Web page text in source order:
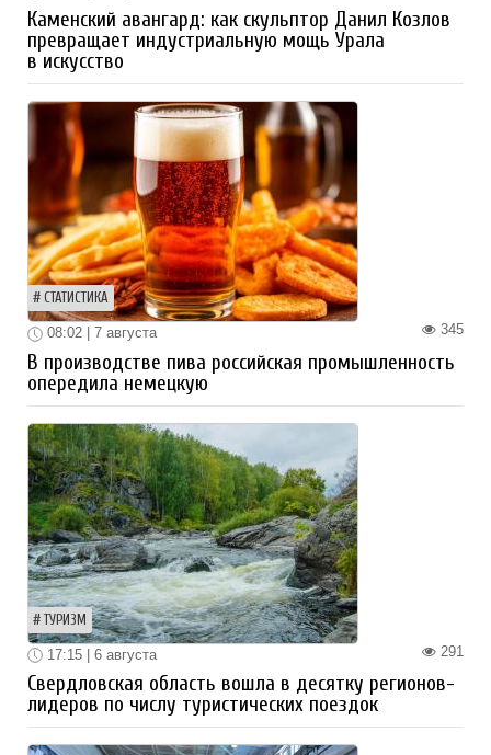
Каменский авангард: как скульптор Данил Козлов
превращает индустриальную мощь Урала
в искусство
СТАТИСТИКА
345
08:02 | 7 августа
В производстве пива российская промышленность
опередила немецкую
ТУРИЗМ
291
17:15 | 6 августа
Свердловская область вошла в десятку регионов-
лидеров по числу туристических поездок